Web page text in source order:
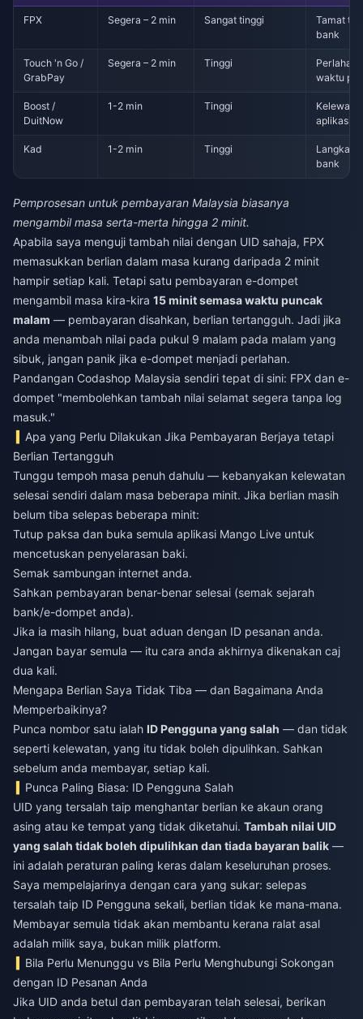
FPX Segera – 2 min Sangat tinggi
Tamat
bank
Touch 'n Go /
GrabPay
Segera – 2 min Tinggi
Perlahan
waktu
Boost /
DuitNow
1-2 min Tinggi
aplikasi
Kad 1-2 min Tinggi
Langkah
bank
Pemprosesan untuk pembayaran Malaysia biasanya
mengambil masa serta-merta hingga 2 minit.
Apabila saya menguji tambah nilai dengan UID sahaja, FPX
memasukkan berlian dalam masa kurang daripada 2 minit
hampir setiap kali. Tetapi satu pembayaran e-dompet
mengambil masa kira-kira 15 minit semasa waktu puncak
malam — pembayaran disahkan, berlian tertangguh. Jadi jika
anda menambah nilai pada pukul 9 malam pada malam yang
sibuk, jangan panik jika e-dompet menjadi perlahan.
Pandangan Codashop Malaysia sendiri tepat di sini: FPX dan e-
dompet "membolehkan tambah nilai selamat segera tanpa log
masuk."
Apa yang Perlu Dilakukan Jika Pembayaran Berjaya tetapi
Berlian Tertangguh
Tunggu tempoh masa penuh dahulu — kebanyakan kelewatan
selesai sendiri dalam masa beberapa minit. Jika berlian masih
belum tiba selepas beberapa minit:
Tutup paksa dan buka semula aplikasi Mango Live untuk
mencetuskan penyelarasan baki.
Semak sambungan internet anda.
Sahkan pembayaran benar-benar selesai (semak sejarah
bank/e-dompet anda).
Jika ia masih hilang, buat aduan dengan ID pesanan anda.
Jangan bayar semula — itu cara anda akhirnya dikenakan caj
dua kali.
Mengapa Berlian Saya Tidak Tiba — dan Bagaimana Anda
Memperbaikinya?
Punca nombor satu ialah ID Pengguna yang salah — dan tidak
seperti kelewatan, yang itu tidak boleh dipulihkan. Sahkan
sebelum anda membayar, setiap kali.
Punca Paling Biasa: ID Pengguna Salah
UID yang tersalah taip menghantar berlian ke akaun orang
asing atau ke tempat yang tidak diketahui. Tambah nilai UID
yang salah tidak boleh dipulihkan dan tiada bayaran balik —
ini adalah peraturan paling keras dalam keseluruhan proses.
Saya mempelajarinya dengan cara yang sukar: selepas
tersalah taip ID Pengguna sekali, berlian tidak ke mana-mana.
Membayar semula tidak akan membantu kerana ralat asal
adalah milik saya, bukan milik platform.
Bila Perlu Menunggu vs Bila Perlu Menghubungi Sokongan
dengan ID Pesanan Anda
Jika UID anda betul dan pembayaran telah selesai, berikan